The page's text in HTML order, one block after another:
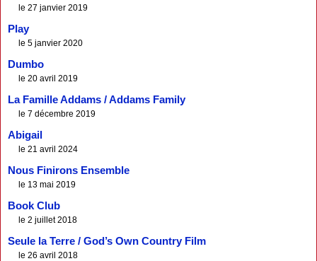
le 27 janvier 2019
Play
le 5 janvier 2020
Dumbo
le 20 avril 2019
La Famille Addams / Addams Family
le 7 décembre 2019
Abigail
le 21 avril 2024
Nous Finirons Ensemble
le 13 mai 2019
Book Club
le 2 juillet 2018
Seule la Terre / God’s Own Country Film
le 26 avril 2018